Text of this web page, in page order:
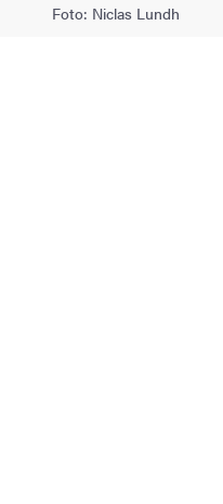
Foto: Niclas Lundh